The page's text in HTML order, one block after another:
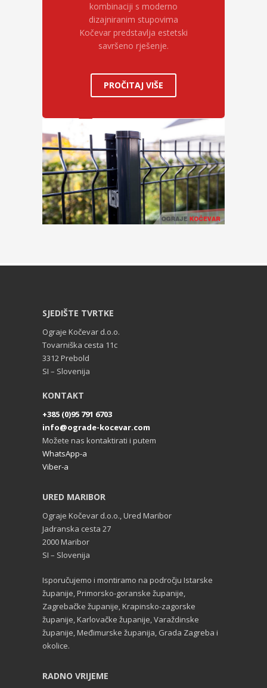
kombinaciji s moderno
dizajniranim stupovima
Kočevar predstavlja estetski
savršeno rješenje.
PROČITAJ VIŠE
SJEDIŠTE TVRTKE
Ograje Kočevar d.o.o.
Tovarniška cesta 11c
3312 Prebold
SI – Slovenija
KONTAKT
+385 (0)95 791 6703
info@ograde-kocevar.com
Možete nas kontaktirati i putem
WhatsApp-a
Viber-a
URED MARIBOR
Ograje Kočevar d.o.o., Ured Maribor
Jadranska cesta 27
2000 Maribor
SI – Slovenija
Isporučujemo i montiramo na področju Istarske
županije, Primorsko-goranske županije,
Zagrebačke županije, Krapinsko-zagorske
županije, Karlovačke županije, Varaždinske
županije, Međimurske županija, Grada Zagreba i
okolice.
RADNO VRIJEME